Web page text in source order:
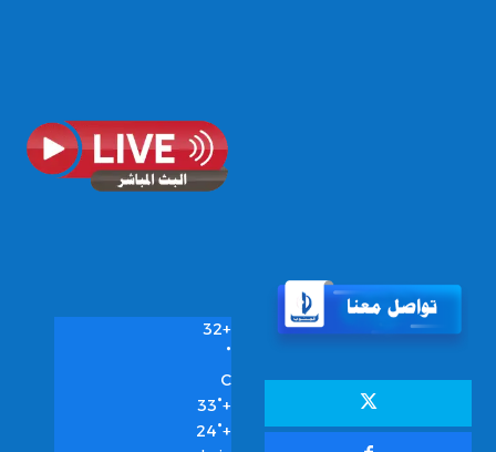
+
32
°
C
+
33°
+
24°